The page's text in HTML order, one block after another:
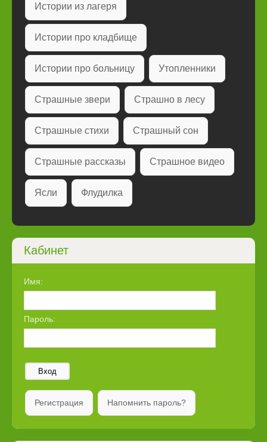
Истории из лагеря
Истории про кладбище
Истории про больницу Утопленники
Страшные звери Страшно в лесу
Страшные стихи Страшный сон
Страшные рассказы Страшное видео
Ясли Флудилка
Кабинет
Имя:
Пароль:
Вход
Регистрация Напомнить пароль?